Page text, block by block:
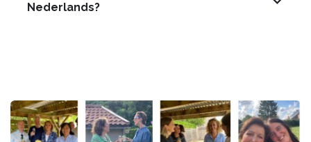
Nederlands?